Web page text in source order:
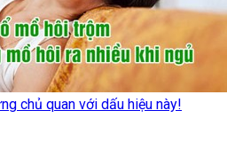
chủ quan với dấu hiệu này!